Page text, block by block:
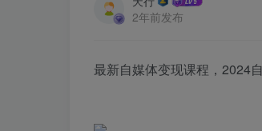
2年前发布
最新自媒体变现课程，2024